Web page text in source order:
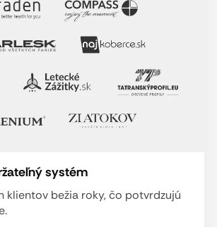
systém
klientov bežia roky, čo potvrdzujú